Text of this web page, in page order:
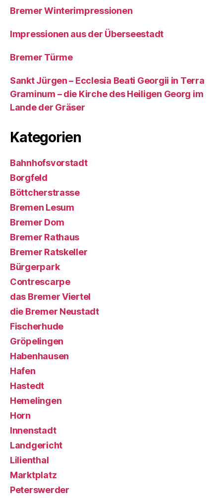
Bremer Winterimpressionen
Impressionen aus der Überseestadt
Bremer Türme
Sankt Jürgen – Ecclesia Beati Georgii in Terra
Graminum – die Kirche des Heiligen Georg im
Lande der Gräser
Kategorien
Bahnhofsvorstadt
Borgfeld
Böttcherstrasse
Bremen Lesum
Bremer Dom
Bremer Rathaus
Bremer Ratskeller
Bürgerpark
Contrescarpe
das Bremer Viertel
die Bremer Neustadt
Fischerhude
Gröpelingen
Habenhausen
Hafen
Hastedt
Hemelingen
Horn
Innenstadt
Landgericht
Lilienthal
Marktplatz
Peterswerder